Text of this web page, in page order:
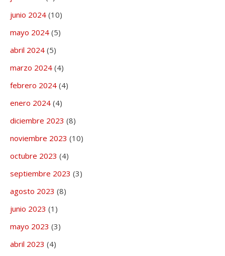
junio 2024 (10)
mayo 2024 (5)
abril 2024 (5)
marzo 2024 (4)
febrero 2024 (4)
enero 2024 (4)
diciembre 2023 (8)
noviembre 2023 (10)
octubre 2023 (4)
septiembre 2023 (3)
agosto 2023 (8)
junio 2023 (1)
mayo 2023 (3)
abril 2023 (4)